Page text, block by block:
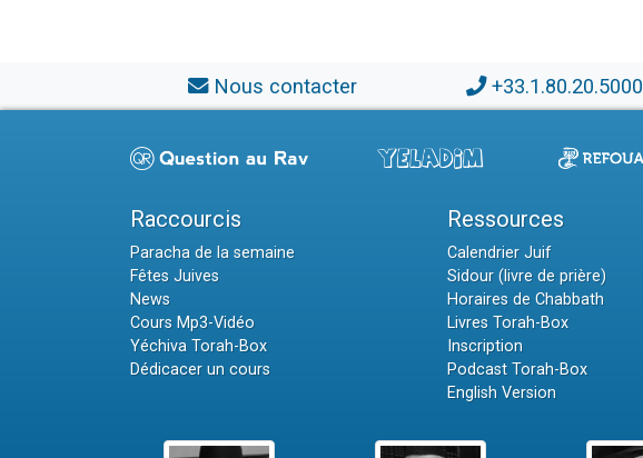
Nous contacter +33.1.80.20.5000
Raccourcis
Paracha de la semaine
Fêtes Juives
News
Cours Mp3-Vidéo
Yéchiva Torah-Box
Dédicacer un cours
Ressources
Calendrier Juif
Sidour (livre de prière)
Horaires de Chabbath
Livres Torah-Box
Inscription
Podcast Torah-Box
English Version